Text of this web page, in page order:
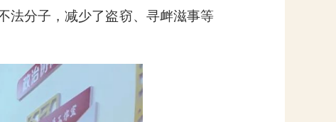
法分子，减少了盗窃、寻衅滋事等